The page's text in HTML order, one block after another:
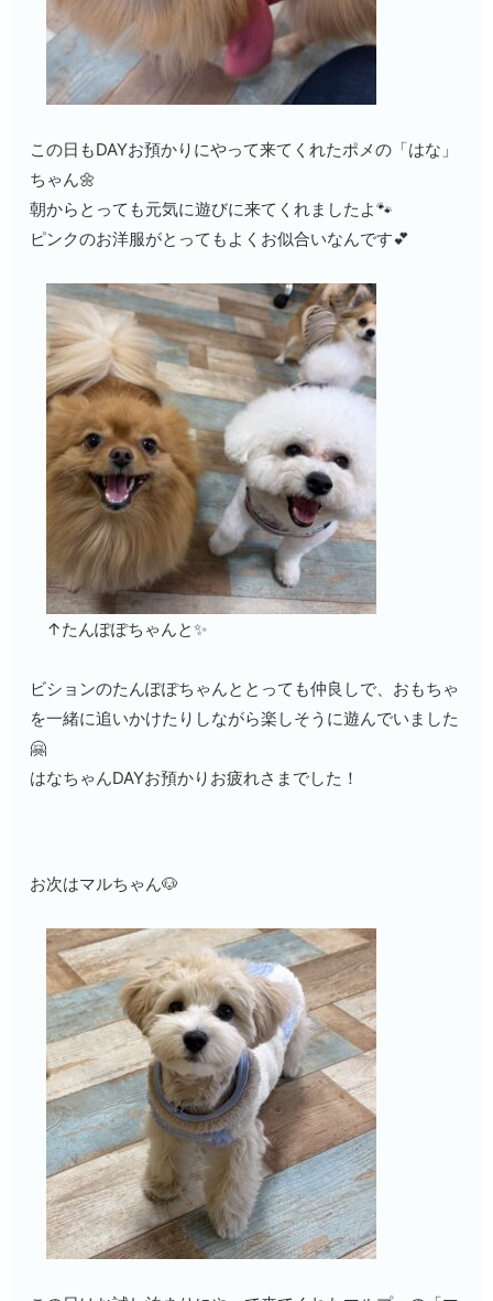
この日もDAYお預かりにやって来てくれたポメの「はな」
ちゃん🌼
朝からとっても元気に遊びに来てくれましたよ🐾
ピンクのお洋服がとってもよくお似合いなんです💕
↑たんぽぽちゃんと✨
ビションのたんぽぽちゃんととっても仲良しで、おもちゃ
を一緒に追いかけたりしながら楽しそうに遊んでいました
🤗
はなちゃんDAYお預かりお疲れさまでした！
お次はマルちゃん🐶